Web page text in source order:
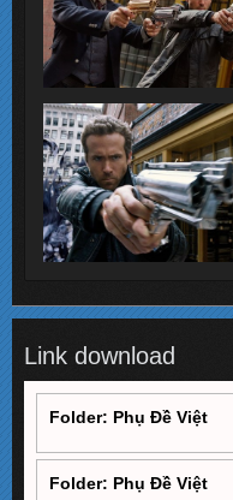
Link download
Folder: Phụ Đề Việt
Folder: Phụ Đề Việt